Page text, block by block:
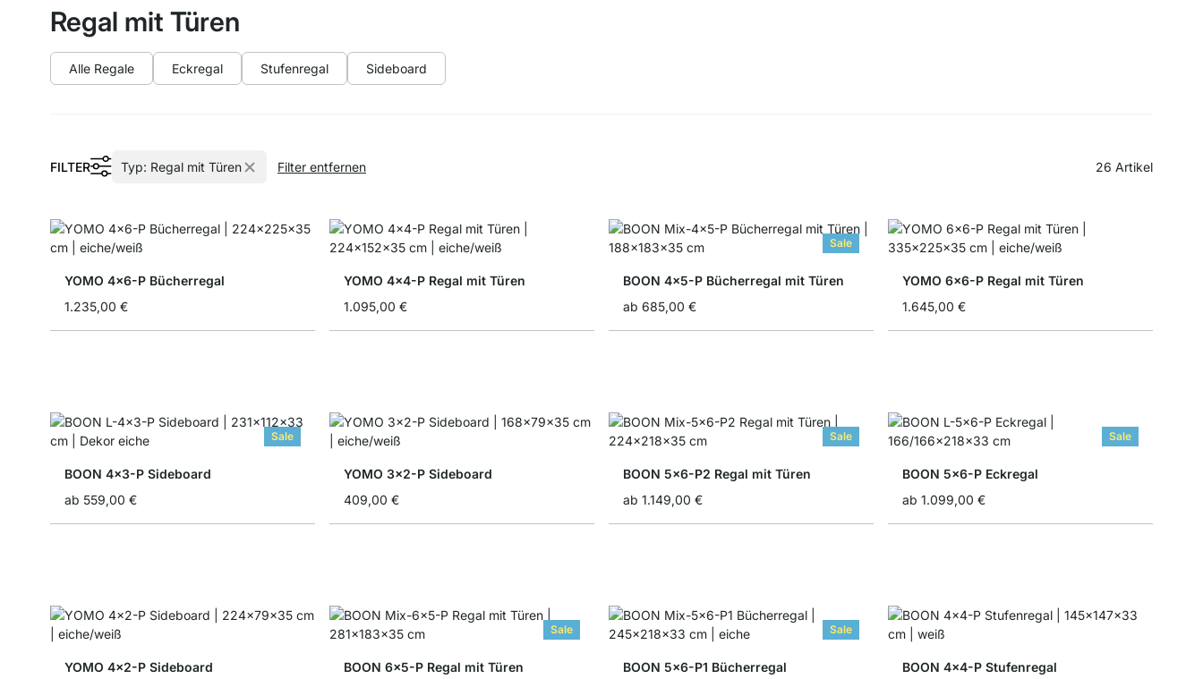
Regal mit Türen
Alle Regale Eckregal Stufenregal Sideboard
FILTER Typ: Regal mit Türen Filter entfernen 26 Artikel
YOMO 4x6-P Bücherregal
1.235,00 €
YOMO 4x4-P Regal mit Türen
1.095,00 €
Sale
BOON 4x5-P Bücherregal mit Türen
ab 685,00 €
YOMO 6x6-P Regal mit Türen
1.645,00 €
Sale
BOON 4x3-P Sideboard
ab 559,00 €
YOMO 3x2-P Sideboard
409,00 €
Sale
BOON 5x6-P2 Regal mit Türen
ab 1.149,00 €
Sale
BOON 5x6-P Eckregal
ab 1.099,00 €
YOMO 4x2-P Sideboard
Sale
BOON 6x5-P Regal mit Türen
Sale
BOON 5x6-P1 Bücherregal
BOON 4x4-P Stufenregal